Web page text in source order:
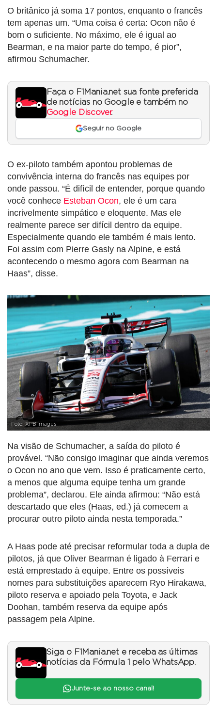
O britânico já soma 17 pontos, enquanto o francês
tem apenas um. “Uma coisa é certa: Ocon não é
bom o suficiente. No máximo, ele é igual ao
Bearman, e na maior parte do tempo, é pior”,
afirmou Schumacher.
Faça o F1Mania.net sua fonte preferida
de notícias no Google e também no
Google Discover.
Seguir no Google
O ex-piloto também apontou problemas de
convivência interna do francês nas equipes por
onde passou. “É difícil de entender, porque quando
você conhece Esteban Ocon, ele é um cara
incrivelmente simpático e eloquente. Mas ele
realmente parece ser difícil dentro da equipe.
Especialmente quando ele também é mais lento.
Foi assim com Pierre Gasly na Alpine, e está
acontecendo o mesmo agora com Bearman na
Haas”, disse.
Foto: XPB Images
Na visão de Schumacher, a saída do piloto é
provável. “Não consigo imaginar que ainda veremos
o Ocon no ano que vem. Isso é praticamente certo,
a menos que alguma equipe tenha um grande
problema”, declarou. Ele ainda afirmou: “Não está
descartado que eles (Haas, ed.) já comecem a
procurar outro piloto ainda nesta temporada.”
A Haas pode até precisar reformular toda a dupla de
pilotos, já que Oliver Bearman é ligado à Ferrari e
está emprestado à equipe. Entre os possíveis
nomes para substituições aparecem Ryo Hirakawa,
piloto reserva e apoiado pela Toyota, e Jack
Doohan, também reserva da equipe após
passagem pela Alpine.
Siga o F1Mania.net e receba as últimas
notícias da Fórmula 1 pelo WhatsApp.
Junte-se ao nosso canal!